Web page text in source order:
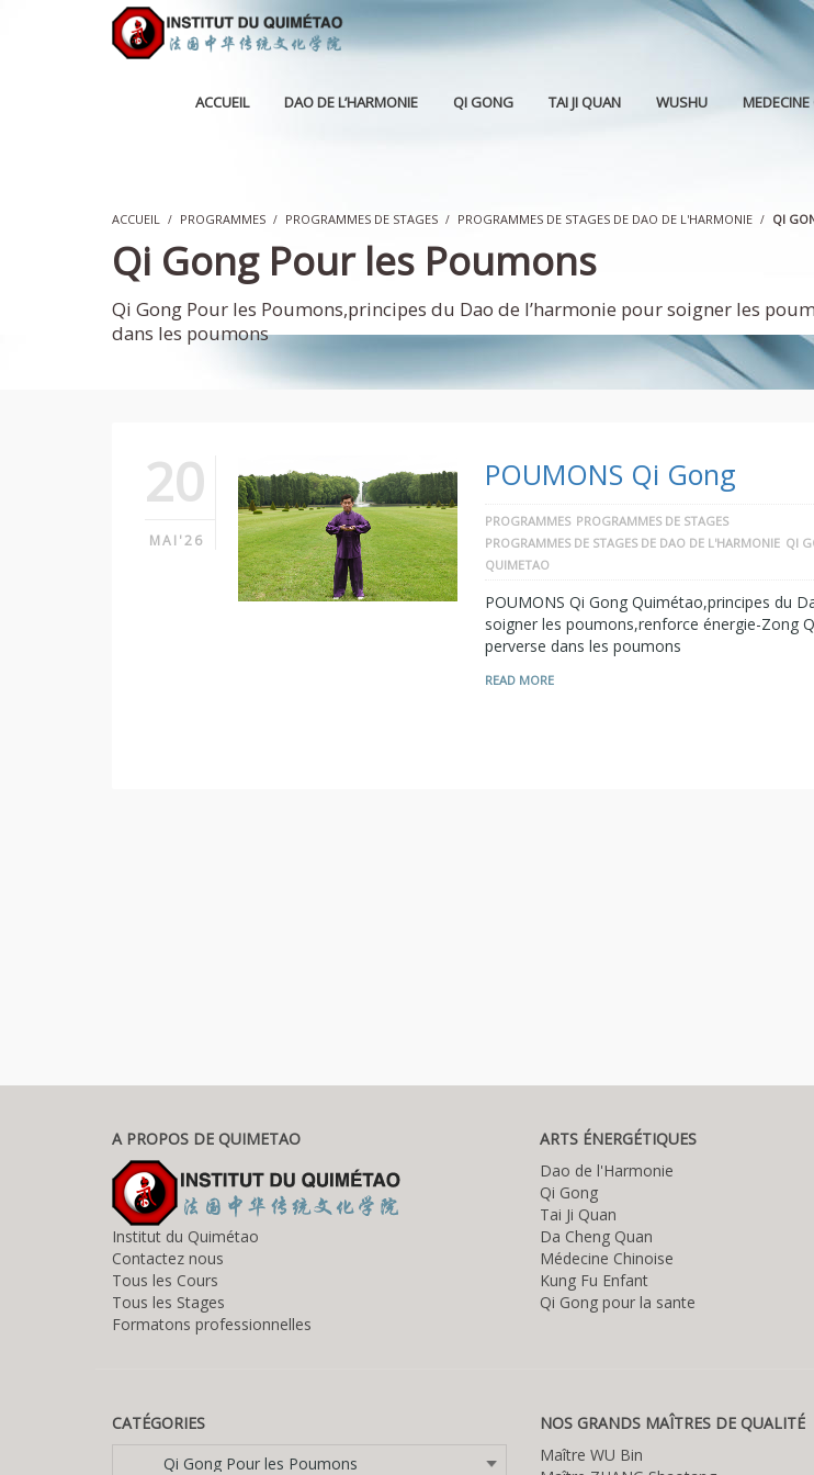
ACCUEIL DAO DE L’HARMONIE QI GONG TAI JI QUAN WUSHU
ACCUEIL PROGRAMMES PROGRAMMES DE STAGES PROGRAMMES DE STAGES DE DAO DE L'HARMONIE QI
Qi Gong Pour les Poumons
Qi Gong Pour les Poumons,principes du Dao de l’harmonie pour soigner les
dans les poumons
20
MAI'26
POUMONS Qi Gong
PROGRAMMES PROGRAMMES DE STAGES
PROGRAMMES DE STAGES DE DAO DE L'HARMONIE QI
QUIMETAO
POUMONS Qi Gong Quimétao,principes du
soigner les poumons,renforce énergie-Zong
perverse dans les poumons
READ MORE
A PROPOS DE QUIMETAO
Institut du Quimétao
Contactez nous
Tous les Cours
Tous les Stages
Formatons professionnelles
ARTS ÉNERGÉTIQUES
Dao de l'Harmonie
Qi Gong
Tai Ji Quan
Da Cheng Quan
Médecine Chinoise
Kung Fu Enfant
Qi Gong pour la sante
CATÉGORIES
Catégories
NOS GRANDS MAÎTRES DE QUALITÉ
Maître WU Bin